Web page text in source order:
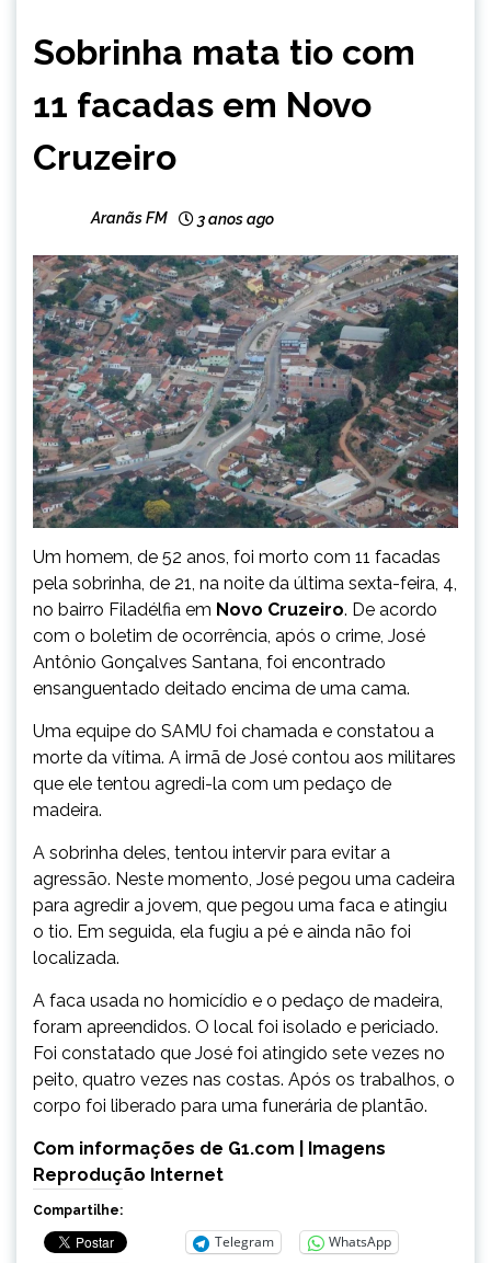
Sobrinha mata tio com
11 facadas em Novo
Cruzeiro
Aranãs FM 3 anos ago
Um homem, de 52 anos, foi morto com 11 facadas
pela sobrinha, de 21, na noite da última sexta-feira, 4,
no bairro Filadélfia em Novo Cruzeiro. De acordo
com o boletim de ocorrência, após o crime, José
Antônio Gonçalves Santana, foi encontrado
ensanguentado deitado encima de uma cama.
Uma equipe do SAMU foi chamada e constatou a
morte da vítima. A irmã de José contou aos militares
que ele tentou agredi-la com um pedaço de
madeira.
A sobrinha deles, tentou intervir para evitar a
agressão. Neste momento, José pegou uma cadeira
para agredir a jovem, que pegou uma faca e atingiu
o tio. Em seguida, ela fugiu a pé e ainda não foi
localizada.
A faca usada no homicídio e o pedaço de madeira,
foram apreendidos. O local foi isolado e periciado.
Foi constatado que José foi atingido sete vezes no
peito, quatro vezes nas costas. Após os trabalhos, o
corpo foi liberado para uma funerária de plantão.
Com informações de G1.com | Imagens
Reprodução Internet
Compartilhe:
Telegram
WhatsApp